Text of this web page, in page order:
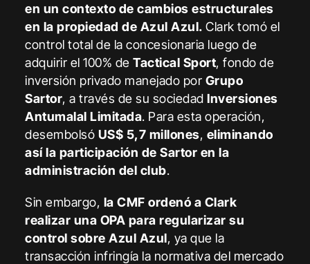
en un contexto de cambios estructurales
en la propiedad de Azul Azul. Clark tomó el
control total de la concesionaria luego de
adquirir el 100% deTactical Sport, fondo de
inversión privado manejado por Grupo
Sartor, a través de su sociedadInversiones
Antumalal Limitada. Para esta operación,
desembolsó US$ 5,7 millones, eliminando
así la participación de Sartor en la
administración del club.
Sin embargo, la CMF ordenó a Clark
realizar una OPA para regularizar su
control sobre Azul Azul, ya que la
transacción infringía la normativa del mercado